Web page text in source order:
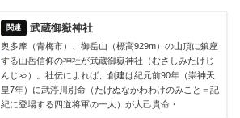
武蔵御嶽神社
奥多摩（青梅市）、御岳山（標高929m）の山頂に鎮座
する山岳信仰の神社が武蔵御嶽神社（むさしみたけじ
んじゃ）。社伝によれば、創建は紀元前90年（崇神天
皇7年）に武渟川別命（たけぬなかわわけのみこと＝記
紀に登場する四道将軍の一人）が大己貴命・